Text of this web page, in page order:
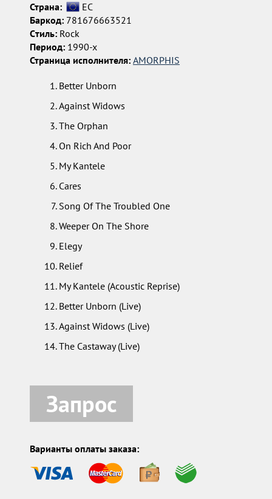
Страна:
ЕС
Баркод:781676663521
Cтиль:Rock
Период:1990-х
Страница исполнителя: AMORPHIS
Better Unborn
Against Widows
The Orphan
On Rich And Poor
My Kantele
Cares
Song Of The Troubled One
Weeper On The Shore
Elegy
Relief
My Kantele (Acoustic Reprise)
Better Unborn (Live)
Against Widows (Live)
The Castaway (Live)
Запрос
Варианты оплаты заказа: